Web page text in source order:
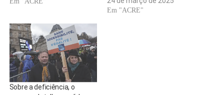
semelhante no Brasil. A ideia
virou realidade. Passados sete
anos, o projeto Mãos…
Em "ACRE"
Sobre a deficiência, o